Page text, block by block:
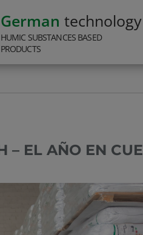
German technology
HUMIC SUBSTANCES BASED
PRODUCTS
– EL AÑO EN